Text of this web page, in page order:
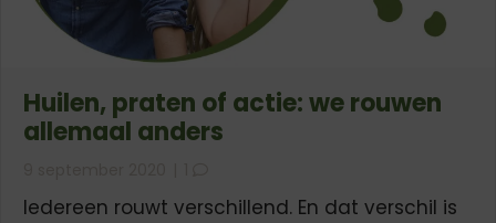
Huilen, praten of actie: we rouwen
allemaal anders
Iedereen rouwt verschillend. En dat verschil is